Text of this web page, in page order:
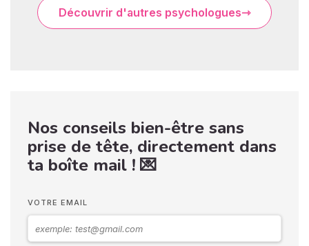
Découvrir d'autres psychologues
Nos conseils bien-être sans
prise de tête, directement dans
ta boîte mail ! 💌
VOTRE EMAIL